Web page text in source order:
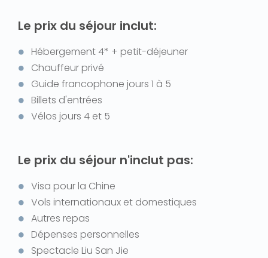
Le prix du séjour inclut:
Hébergement 4* + petit-déjeuner
Chauffeur privé
Guide francophone jours 1 à 5
Billets d'entrées
Vélos jours 4 et 5
Le prix du séjour n'inclut pas:
Visa pour la Chine
Vols internationaux et domestiques
Autres repas
Dépenses personnelles
Spectacle Liu San Jie